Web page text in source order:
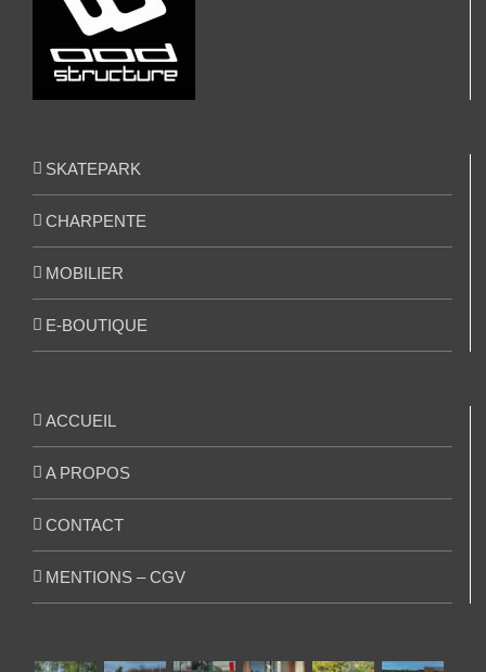
SKATEPARK
CHARPENTE
MOBILIER
E-BOUTIQUE
ACCUEIL
A PROPOS
CONTACT
MENTIONS – CGV